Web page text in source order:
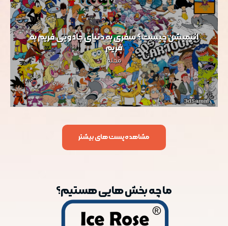
انیمیشن چیست؟ سفری به دنیای جادویی فریم به
فریم
مجله
مشاهده پست های بیشتر
ما چه بخش هایی هستیم؟